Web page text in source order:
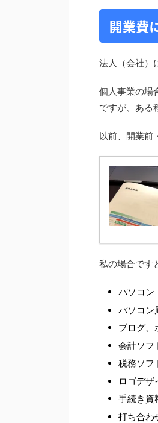
開業費
法人（会社）
個人事業の場
ですが、ある
以前、開業前
私の場合です
パソコン
パソコン
ブログ、
会計ソフ
税務ソフ
ロゴデザ
手続き資
打ち合わ